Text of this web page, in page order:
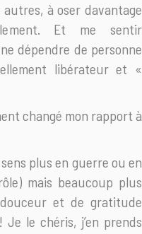
à oser davantage
Et me sentir
dépendre de personne
libérateur et «
changé mon rapport à
plus en guerre ou en
mais beaucoup plus
et de gratitude
le chéris, j’en prends